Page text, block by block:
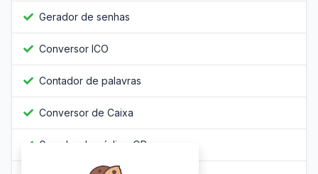
Gerador de senhas
Conversor ICO
Contador de palavras
Conversor de Caixa
Gerador de código QR